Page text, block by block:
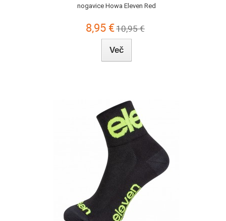
nogavice Howa Eleven Red
8,95 €10,95 €
Več